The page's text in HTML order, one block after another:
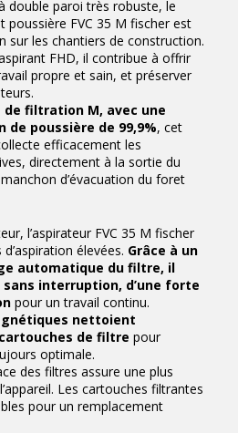
double paroi très robuste, le
poussière FVC 35 M fischer est
sur les chantiers de construction.
FHD, il contribue à offrir
propre et sain, et préserver
de filtration M, avec une
poussière de 99,9%, cet
efficacement les
directement à la sortie du
d’évacuation du foret
l’aspirateur FVC 35 M fischer
élevées. Grâce à un
automatique du filtre, il
interruption, d’une forte
pour un travail continu.
nettoient
de filtre pour
optimale.
des filtres assure une plus
Les cartouches filtrantes
pour un remplacement